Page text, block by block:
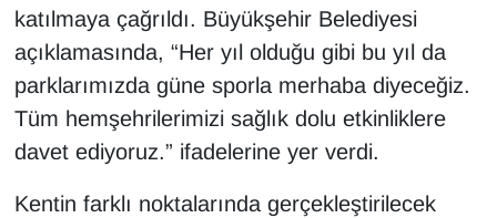
katılmaya çağrıldı. Büyükşehir Belediyesi
açıklamasında, “Her yıl olduğu gibi bu yıl da
parklarımızda güne sporla merhaba diyeceğiz.
Tüm hemşehrilerimizi sağlık dolu etkinliklere
davet ediyoruz.” ifadelerine yer verdi.
Kentin farklı noktalarında gerçekleştirilecek